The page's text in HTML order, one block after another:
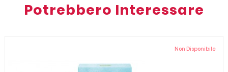
Potrebbero Interessare
Non Disponibile